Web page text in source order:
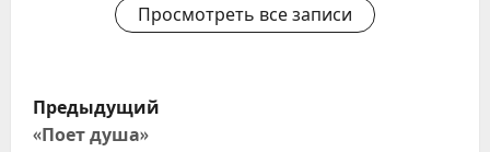
Просмотреть все записи
Н
Предыдущий
«Поет душа»